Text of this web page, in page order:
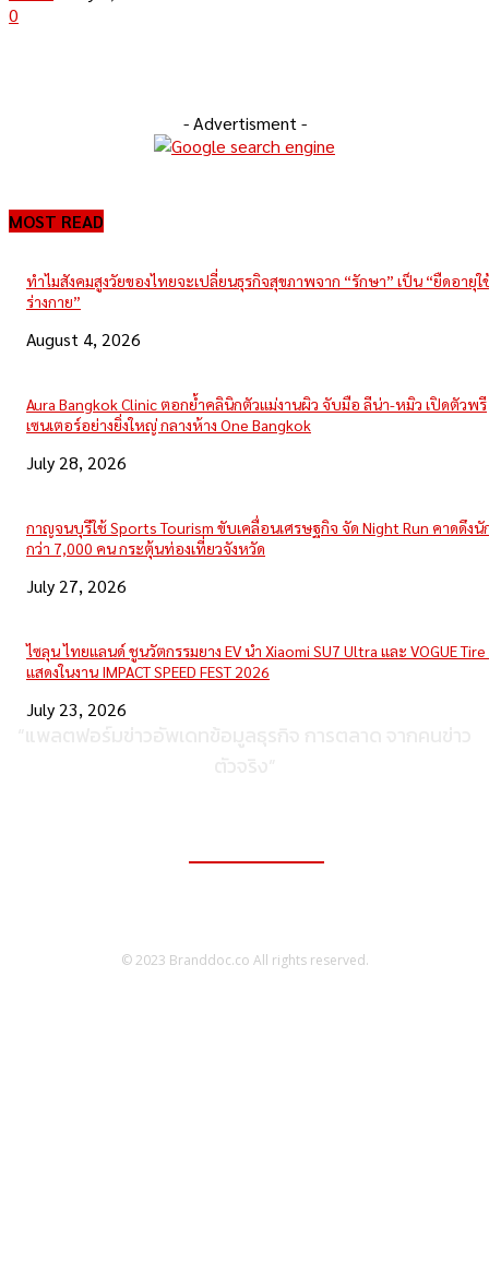
0
- Advertisment -
MOST READ
ทำไมสังคมสูงวัยของไทยจะเปลี่ยนธุรกิจสุขภาพจาก “รักษา” เป็น “ยืดอายุใ
ร่างกาย”
August 4, 2026
Aura Bangkok Clinic ตอกย้ำคลินิกตัวแม่งานผิว จับมือ ลีน่า-หมิว เปิดตัวพรี
เซนเตอร์อย่างยิ่งใหญ่ กลางห้าง One Bangkok
July 28, 2026
กาญจนบุรีใช้ Sports Tourism ขับเคลื่อนเศรษฐกิจ จัด Night Run คาดดึงนั
กว่า 7,000 คน กระตุ้นท่องเที่ยวจังหวัด
July 27, 2026
ไซลุน ไทยแลนด์ ชูนวัตกรรมยาง EV นำ Xiaomi SU7 Ultra และ VOGUE
แสดงในงาน IMPACT SPEED FEST 2026
July 23, 2026
© 2023 Branddoc.co All rights reserved.